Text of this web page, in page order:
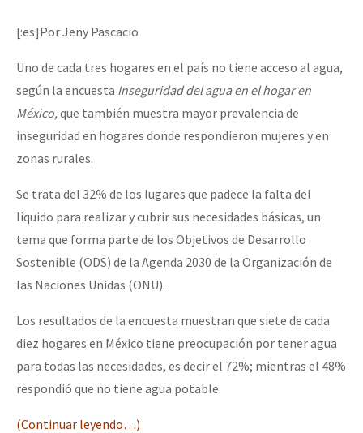
EZLN
La Sexta
AutonomÍa y Resistencia
Megaproyectos
Migración
Presos
Mujeres
Niñxs
ETIQUETAS
MULTIMEDIA
Audio
Fotorreportaje
Dia 1: Encontro “Guerra contra a Humanidade”
[CDMX – 20 julio] Jornadas globales por la libertad de Jesús
“Sonhando a Terra do Bem Virá” se publica no Estado Espanhol
Se o México sabe, que o mundo saiba! Nossas lutas pela
[25 abr – CDMX] Tokín por el CNI: 30 años de Resistencia y
[:es]Por Jeny Pascacio
Uno de cada tres hogares en el país no tiene acceso al agua,
según la encuesta Inseguridad del agua en el hogar en
México, que también muestra mayor prevalencia de
inseguridad en hogares donde respondieron mujeres y en
zonas rurales.
Se trata del 32% de los lugares que padece la falta del
líquido para realizar y cubrir sus necesidades básicas, un
tema que forma parte de los Objetivos de Desarrollo
Sostenible (ODS) de la Agenda 2030 de la Organización de
las Naciones Unidas (ONU).
Los resultados de la encuesta muestran que siete de cada
diez hogares en México tiene preocupación por tener agua
para todas las necesidades, es decir el 72%; mientras el 48%
respondió que no tiene agua potable.
(Continuar leyendo…)